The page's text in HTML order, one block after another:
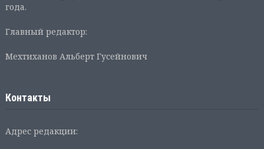
года.
Главный редактор:
Мехтиханов Альберт Гусейнович
Контакты
Адрес редакции: